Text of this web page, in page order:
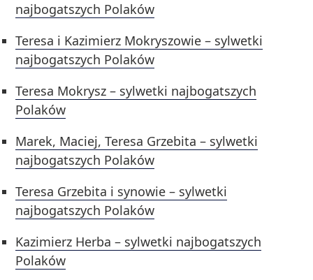
najbogatszych Polaków
Teresa i Kazimierz Mokryszowie – sylwetki
najbogatszych Polaków
Teresa Mokrysz – sylwetki najbogatszych
Polaków
Marek, Maciej, Teresa Grzebita – sylwetki
najbogatszych Polaków
Teresa Grzebita i synowie – sylwetki
najbogatszych Polaków
Kazimierz Herba – sylwetki najbogatszych
Polaków